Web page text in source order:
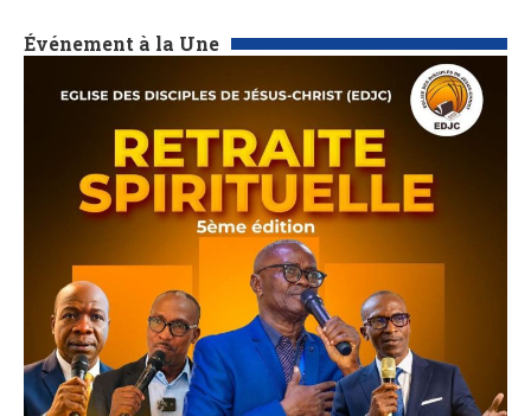
Événement à la Une